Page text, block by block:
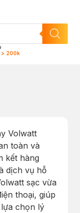
> 200k
Volwatt
toàn và
kết hàng
dịch vụ hỗ
sạc vừa
thoại, giúp
chọn lý